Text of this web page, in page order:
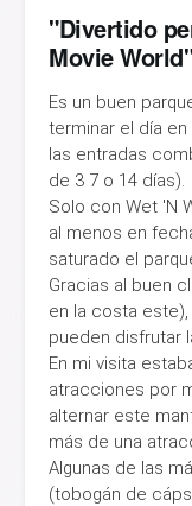
"Divertido
Movie World"
Es un buen
terminar el día
las entradas
de 3 7 o 14 días).
Solo con Wet 'N
al menos en
saturado el
Gracias al buen
en la costa
pueden disfrutar
En mi visita
atracciones por
alternar este
más de una
Algunas de las
(tobogán de